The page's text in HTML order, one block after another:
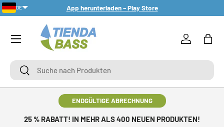
DIREKT ZUM INHALT
App herunterladen – Play Store
SucheSuche
Einloggen
ENDGÜLTIGE ABRECHNUNG
25 % RABATT! IN MEHR ALS 400 NEUEN PRODUKTEN!
DE